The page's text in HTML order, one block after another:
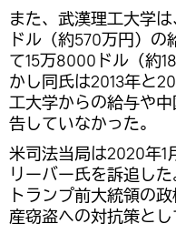
また、武漢理工大学
ドル（約570万円）
て15万8000ドル（約
かし同氏は2013年と
工大学からの給与や
告していなかった。
米司法当局は2020年1
リーバー氏を訴追し
トランプ前大統領の
産窃盗への対抗策とし